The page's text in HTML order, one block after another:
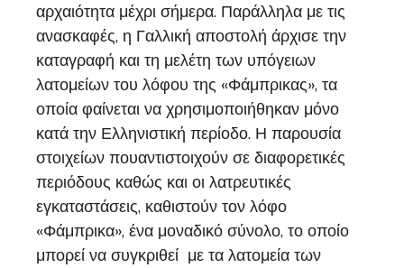
αρχαιότητα μέχρι σήμερα. Παράλληλα με τις
ανασκαφές, η Γαλλική αποστολή άρχισε την
καταγραφή και τη μελέτη των υπόγειων
λατομείων του λόφου της «Φάμπρικας», τα
οποία φαίνεται να χρησιμοποιήθηκαν μόνο
κατά την Ελληνιστική περίοδο. Η παρουσία
στοιχείων πουαντιστοιχούν σε διαφορετικές
περιόδους καθώς και οι λατρευτικές
εγκαταστάσεις, καθιστούν τον λόφο
«Φάμπρικα», ένα μοναδικό σύνολο, το οποίο
μπορεί να συγκριθεί με τα λατομεία των